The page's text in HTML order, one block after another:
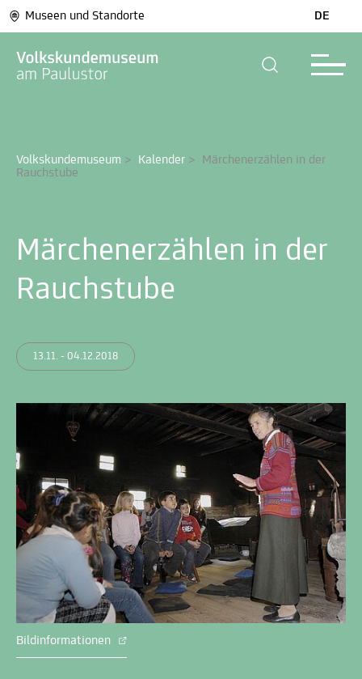
Museen und Standorte DE
Volkskundemuseum > Kalender >
Märchenerzählen in der
Rauchstube
Märchenerzählen in der
Rauchstube
13.11. - 04.12.2018
Bildinformationen